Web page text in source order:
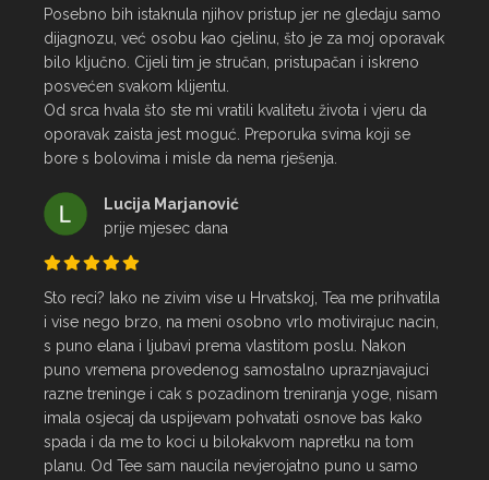
Posebno bih istaknula njihov pristup jer ne gledaju samo
dijagnozu, već osobu kao cjelinu, što je za moj oporavak
bilo ključno. Cijeli tim je stručan, pristupačan i iskreno
posvećen svakom klijentu.
Od srca hvala što ste mi vratili kvalitetu života i vjeru da
oporavak zaista jest moguć. Preporuka svima koji se
bore s bolovima i misle da nema rješenja.
Lucija Marjanović
prije mjesec dana
Sto reci? Iako ne zivim vise u Hrvatskoj, Tea me prihvatila
i vise nego brzo, na meni osobno vrlo motivirajuc nacin,
s puno elana i ljubavi prema vlastitom poslu. Nakon
puno vremena provedenog samostalno upraznjavajuci
razne treninge i cak s pozadinom treniranja yoge, nisam
imala osjecaj da uspijevam pohvatati osnove bas kako
spada i da me to koci u bilokakvom napretku na tom
planu. Od Tee sam naucila nevjerojatno puno u samo